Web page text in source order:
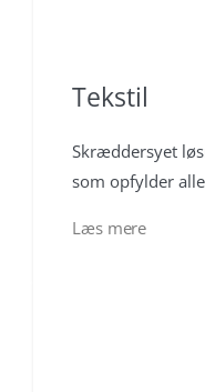
Tekstil
Skræddersyet
som opfylder
Læs mere